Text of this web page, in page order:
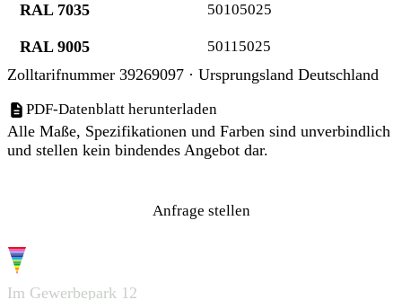
RAL 7035 50105025
RAL 9005 50115025
Zolltarifnummer 39269097 · Ursprungsland Deutschland
PDF-Datenblatt herunterladen
Alle Maße, Spezifikationen und Farben sind unverbindlich
und stellen kein bindendes Angebot dar.
Anfrage stellen
Im Gewerbepark 12